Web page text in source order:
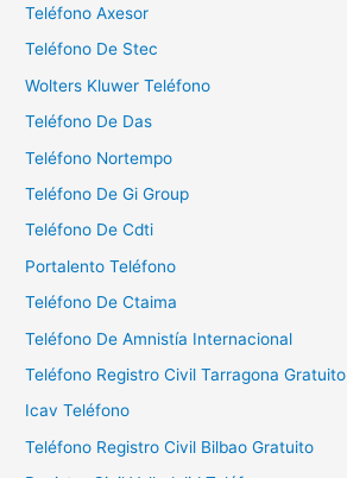
:
Teléfono Axesor
Teléfono De Stec
Wolters Kluwer Teléfono
Teléfono De Das
Teléfono Nortempo
Teléfono De Gi Group
Teléfono De Cdti
Portalento Teléfono
Teléfono De Ctaima
Teléfono De Amnistía Internacional
Teléfono Registro Civil Tarragona Gratuito
Icav Teléfono
Teléfono Registro Civil Bilbao Gratuito